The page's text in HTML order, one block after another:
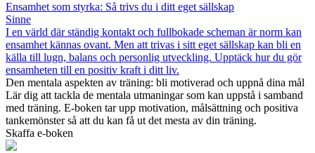
Ensamhet som styrka: Så trivs du i ditt eget sällskap
Sinne
I en värld där ständig kontakt och fullbokade scheman är norm kan
ensamhet kännas ovant. Men att trivas i sitt eget sällskap kan bli en
källa till lugn, balans och personlig utveckling. Upptäck hur du gör
ensamheten till en positiv kraft i ditt liv.
Den mentala aspekten av träning: bli motiverad och uppnå dina mål
Lär dig att tackla de mentala utmaningar som kan uppstå i samband
med träning. E-boken tar upp motivation, målsättning och positiva
tankemönster så att du kan få ut det mesta av din träning.
Skaffa e-boken